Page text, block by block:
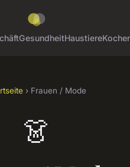
GesundheitHaustiere
› Frauen / Mode
👗